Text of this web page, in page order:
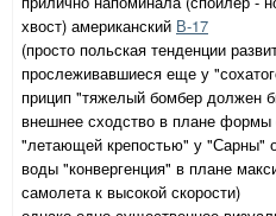
хвост) американский В-17
(просто польская тенденции
прослеживавшиеся еще у
прицип "тяжелый бомбер
внешнее сходство в плане
"летающей крепостью" у "Сарны"
воды "конвергенция" в плане
самолета к высокой скорости)